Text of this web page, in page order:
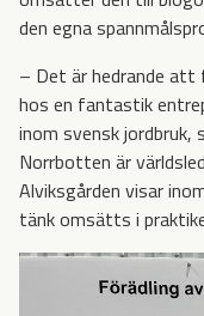
den egna
– Det är hedrande att
hos en fantastik
inom svensk jordbruk,
Norrbotten är
Alviksgården visar
tänk omsätts i